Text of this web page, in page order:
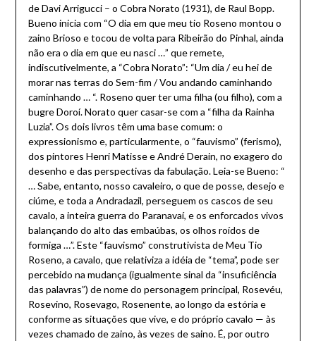
de Davi Arrigucci – o Cobra Norato (1931), de Raul Bopp.
Bueno inicia com “O dia em que meu tio Roseno montou o
zaino Brioso e tocou de volta para Ribeirão do Pinhal, ainda
não era o dia em que eu nasci …” que remete,
indiscutivelmente, a “Cobra Norato”: “Um dia / eu hei de
morar nas terras do Sem-fim / Vou andando caminhando
caminhando … “. Roseno quer ter uma filha (ou filho), com a
bugre Doroí. Norato quer casar-se com a “filha da Rainha
Luzia”. Os dois livros têm uma base comum: o
expressionismo e, particularmente, o “fauvismo” (ferismo),
dos pintores Henri Matisse e André Derain, no exagero do
desenho e das perspectivas da fabulação. Leia-se Bueno: “
… Sabe, entanto, nosso cavaleiro, o que de posse, desejo e
ciúme, e toda a Andradazil, perseguem os cascos de seu
cavalo, a inteira guerra do Paranavaí, e os enforcados vivos
balançando do alto das embaúbas, os olhos roídos de
formiga …”. Este “fauvismo” construtivista de Meu Tio
Roseno, a cavalo, que relativiza a idéia de “tema”, pode ser
percebido na mudança (igualmente sinal da “insuficiência
das palavras”) de nome do personagem principal, Rosevéu,
Rosevino, Rosevago, Rosenente, ao longo da estória e
conforme as situações que vive, e do próprio cavalo — às
vezes chamado de zaino, às vezes de saino. É, por outro